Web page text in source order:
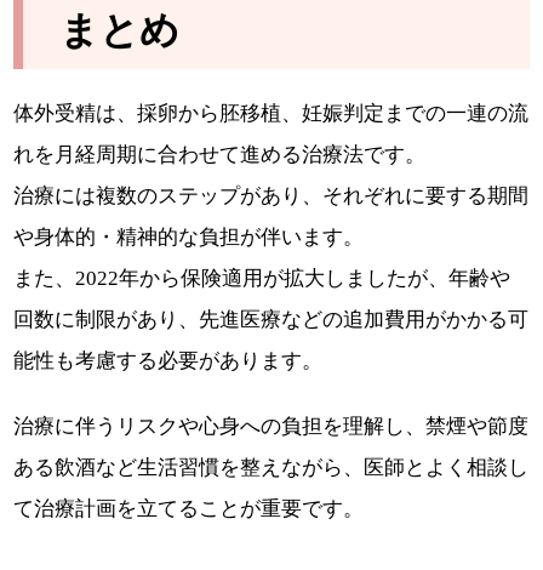
まとめ
体外受精は、採卵から胚移植、妊娠判定までの一連の流
れを月経周期に合わせて進める治療法です。
治療には複数のステップがあり、それぞれに要する期間
や身体的・精神的な負担が伴います。
また、2022年から保険適用が拡大しましたが、年齢や
回数に制限があり、先進医療などの追加費用がかかる可
能性も考慮する必要があります。
治療に伴うリスクや心身への負担を理解し、禁煙や節度
ある飲酒など生活習慣を整えながら、医師とよく相談し
て治療計画を立てることが重要です。